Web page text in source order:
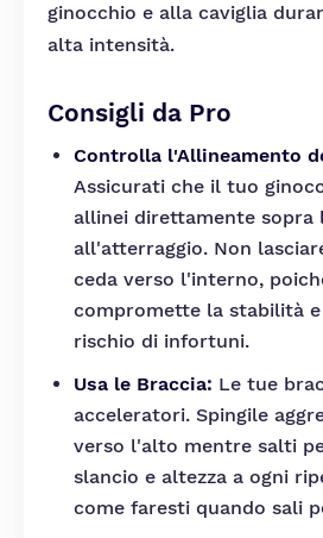
ginocchio e alla caviglia
alta intensità.
Consigli da Pro
Controlla l'Allineamento
Assicurati che il tuo
allinei direttamente sopra
all'atterraggio. Non
ceda verso l'interno,
compromette la stabilità
rischio di infortuni.
Usa le Braccia: Le tue
acceleratori. Spingile
verso l'alto mentre salti
slancio e altezza a ogni
come faresti quando sali